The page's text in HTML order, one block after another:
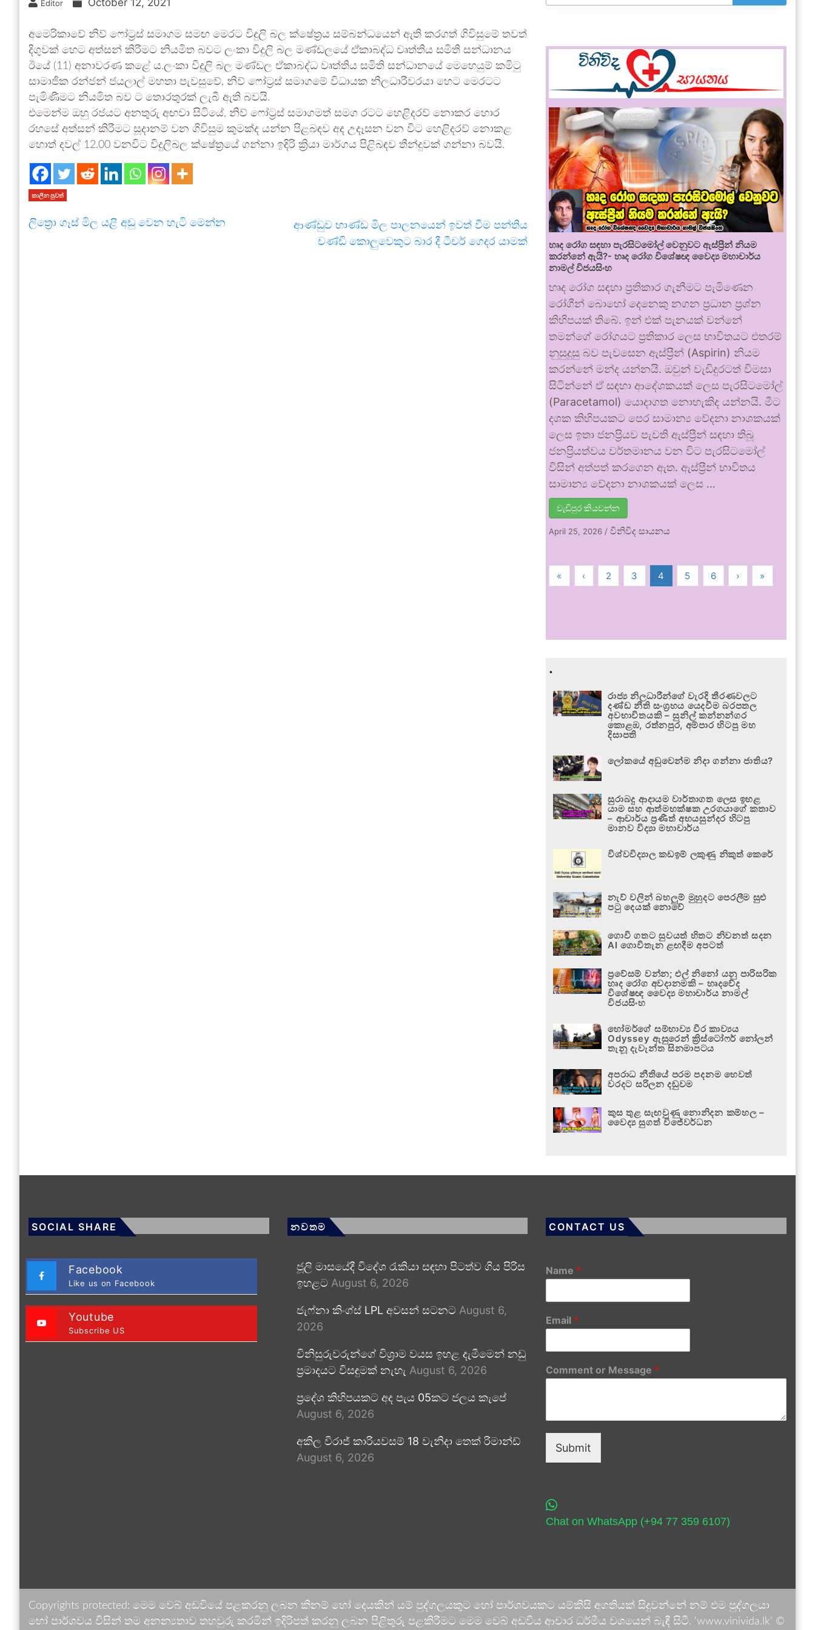
Editor October 12, 2021
අමෙරිකාවේ නිව් ෆෝට්‍රස් සමාගම සමඟ මෙරට විදුලි බල ක්ෂේත්‍රය සම්බන්ධයෙන් ඇති කරගත් ගිවිසුමේ තවත්
දිගුවක් හෙට අත්සන් කිරීමට නියමිත බවට ලංකා විදුලි බල මණ්ඩලයේ ඒකාබද්ධ වෘත්තිය සමිති සන්ධානය
ඊයේ (11) අනාවරණ කළේ ය.ලංකා විදුලි බල මණ්ඩල ඒකාබද්ධ වෘත්තිය සමිති සන්ධානයේ මෙහෙයුම් කමිටු
සාමාජික රන්ජන් ජයලාල් මහතා පැවසුවේ, නිව් ෆෝට්‍රස් සමාගමේ විධායක නිලධාරීවරයා හෙට මෙරටට
පැමිණීමට නියමිත බව ට තොරතුරක් ලැබී ඇති බවයි.
එමෙන්ම ඔහු රජයට අනතුරු අඟවා සිටියේ, නිව් ෆෝට්‍රස් සමාගමත් සමග රටට හෙළිදරව් නොකර හොර
රහසේ අත්සන් කිරීමට සූදානම් වන ගිවිසුම කුමක්ද යන්න පිළබඳව අද උදෑසන වන විට හෙළිදරව් නොකළ
හොත් දවල් 12.00 වනවිට විදුලිබල ක්ෂේත්‍රයේ ගන්නා ඉදිරි ක්‍රියා මාර්ගය පිළිබඳව තීන්දුවක් ගන්නා බවයි.
කාලීන පුවත්
ලිත්‍රො ගෑස් මිල යළි අඩු වෙන හැටි මෙන්න
ආණ්ඩුව භාණ්ඩ මිල පාලනයෙන් ඉවත් වීම පන්තිය
චණ්ඩි කොලුවෙකුට බාර දී ටීචර් ගෙදර යාමක්
හෘද රෝග සඳහා පැරසිටමෝල් වෙනුවට ඇස්ප්‍රීන් නියම
කරන්නේ ඇයි?- හෘද රෝග විශේෂඥ වෛද්‍ය මහාචාර්ය
නාමල් විජයසිංහ
හෘද රෝග සඳහා ප්‍රතිකාර ගැනීමට පැමිණෙන
රෝගීන් බොහෝ දෙනෙකු නගන ප්‍රධාන ප්‍රශ්න
කිහිපයක් තිබේ. ඉන් එක් පැනයක් වන්නේ
තමන්ගේ රෝගයට ප්‍රතිකාර ලෙස භාවිතයට එතරම්
නුසුදුසු බව පැවසෙන ඇස්ප්‍රීන් (Aspirin) නියම
කරන්නේ මන්ද යන්නයි. ඔවුන් වැඩිදුරටත් විමසා
සිටින්නේ ඒ සඳහා ආදේශකයක් ලෙස පැරසිටමෝල්
(Paracetamol) යොදාගත නොහැකිද යන්නයි. මීට
දශක කිහිපයකට පෙර සාමාන්‍ය වේදනා නාශකයක්
ලෙස ඉතා ජනප්‍රියව පැවති ඇස්ප්‍රීන් සඳහා තිබූ
ජනප්‍රියත්වය වර්තමානය වන විට පැරසිටමෝල්
විසින් අත්පත් කරගෙන ඇත. ඇස්ප්‍රීන් භාවිතය
සාමාන්‍ය වේදනා නාශකයක් ලෙස …
වැඩිපුර කියවන්න
April 25, 2026 /විනිවිද සායනය
« ‹ 2 3 4 5 6 › »
.
රාජ්‍ය නිලධාරීන්ගේ වැරදි තීරණවලට
දණ්ඩ නීති සංග්‍රහය යෙදවීම බරපතල
අවභාවිතයකි – සුනිල් කන්නන්ගර
කොළඹ, රත්නපුර, අම්පාර හිටපු මහ
දිසාපති
ලෝකයේ අඩුවෙන්ම නිදා ගන්නා ජාතිය?
සුරාබදු ආදායම වාර්තාගත ලෙස ඉහළ
යාම සහ ආත්මභක්ෂක උරගයාගේ කතාව
– ආචාර්ය ප්‍රණීත් අභයසුන්දර හිටපු
මානව විද්‍යා මහාචාර්ය
විශ්වවිද්‍යාල කඩඉම් ලකුණු නිකුත් කෙරේ
නැව් වලින් බහලුම් මුහුදට පෙරලීම සුළු
පටු දෙයක් නොවේ
ගොවි ගතට සුවයත් හිතට නිවනත් සදන
AI ගොවිතැන ළඟදීම අපටත්
ප්‍රවේසම් වන්න; එල් නිනෝ යනු පාරිසරික
හෘද රෝග අවදානමකි – හෘදවේද
විශේෂඥ වෛද්‍ය මහාචාර්ය නාමල්
විජයසිංහ
හෝමර්ගේ සම්භාව්‍ය වීර කාව්‍යය
Odyssey ඇසුරෙන් ක්‍රිස්ටෝෆර් නෝලන්
තැනූ දැවැන්ත සිනමාපටය
අපරාධ නීතියේ පරම පදනම හෙවත්
වරදට සරිලන දඬුවම
කුස තුළ සැඟවුණු නොනිදන කම්හල –
වෛද්‍ය සුගත් විජේවර්ධන
SOCIAL SHARE
Facebook
Like us on Facebook
Youtube
Subscribe US
නවතම
ජූලි මාසයේදී විදේශ රැකියා සඳහා පිටත්ව ගිය පිරිස
ඉහළට August 6, 2026
ජැෆ්නා කිංග්ස් LPL අවසන් සටනට August 6,
2026
විනිසුරුවරුන්ගේ විශ්‍රාම වයස ඉහළ දැමීමෙන් නඩු
ප්‍රමාදයට විසඳුමක් නැහැ August 6, 2026
ප්‍රදේශ කිහිපයකට අද පැය 05කට ජලය කැපේ
August 6, 2026
අකිල විරාජ් කාරියවසම් 18 වැනිදා තෙක් රිමාන්ඩ්
August 6, 2026
CONTACT US
Name *
Email *
Comment or Message *
Submit
Chat on WhatsApp (+94 77 359 6107)
Copyrights protected: මෙම වෙබ් අඩවියේ පළකරනු ලබන කිනම් හෝ දෙයකින් යම් පුද්ගලයකුට හෝ පාර්ශවයකට යම්කිසි අගතියක් සිදුවන්නේ නම් එම පුද්ගලයා
හෝ පාර්ශවය විසින් තම අනන්‍යතාව තහවුරු කරමින් ඉදිරිපත් කරනු ලබන පිළිතුරු පළකිරීමට මෙම වෙබ් අඩවිය ආචාර ධර්මීය වශයෙන් බැඳී සිටී. 'www.vinivida.lk' ©